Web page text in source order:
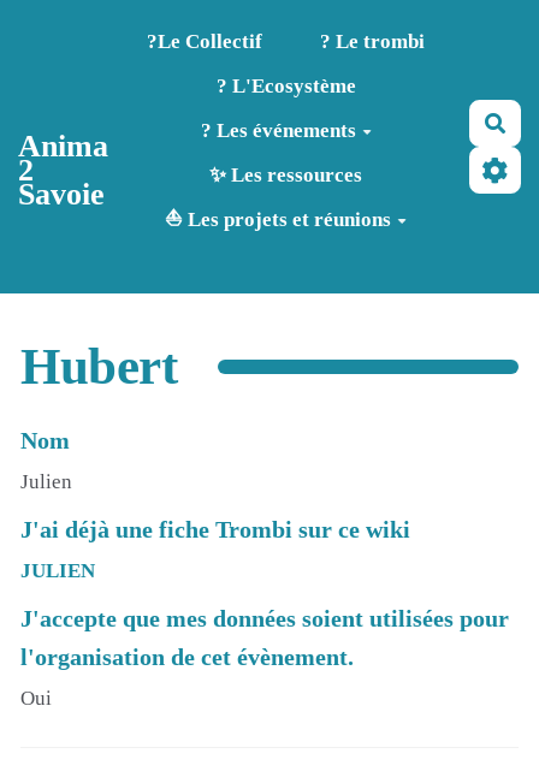
Aller au contenu principal
Anima
2
Savoie
?️Le Collectif
? Le trombi
? L'Ecosystème
? Les événements
✨ Les ressources
⛵ Les projets et réunions
Hubert
Nom
Julien
J'ai déjà une fiche Trombi sur ce wiki
JULIEN
J'accepte que mes données soient utilisées pour
l'organisation de cet évènement.
Oui